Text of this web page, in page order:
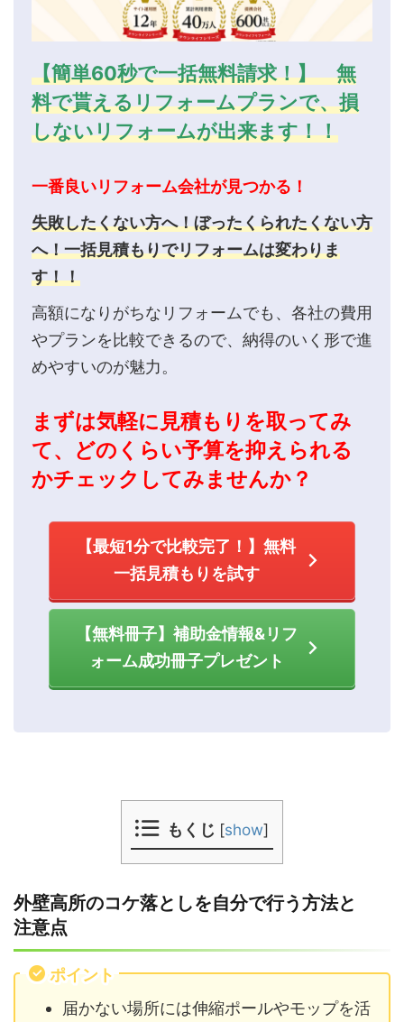
【簡単60秒で一括無料請求！】 無
料で貰えるリフォームプランで、損
しないリフォームが出来ます！！
一番良いリフォーム会社が見つかる！
失敗したくない方へ！ぼったくられたくない方
へ！一括見積もりでリフォームは変わりま
す！！
高額になりがちなリフォームでも、各社の費用
やプランを比較できるので、納得のいく形で進
めやすいのが魅力。
まずは気軽に見積もりを取ってみ
て、どのくらい予算を抑えられる
かチェックしてみませんか？
【最短1分で比較完了！】無料
一括見積もりを試す
【無料冊子】補助金情報&リフ
ォーム成功冊子プレゼント
もくじ [show]
外壁高所のコケ落としを自分で行う方法と
注意点
ポイント
届かない場所には伸縮ポールやモップを活